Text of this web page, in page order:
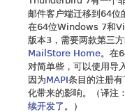
邮件客户端迁移到64位
在64位Windows 7和
版本3，需要两款第三
MailStore Home。在
对简单些，可以使用导
因为MAPI条目的注册
化带来的影响。（译注
续开发了 。）